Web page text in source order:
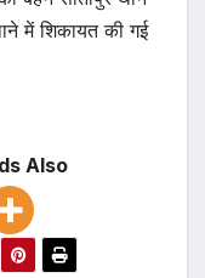
में शिकायत की गई
Also